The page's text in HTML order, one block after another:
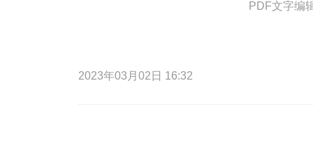
PDF文字编
2023年03月02日 16:32